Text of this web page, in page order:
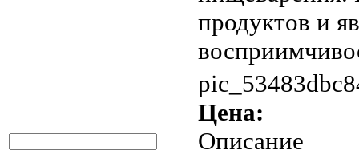
продуктов и
Цена:
Описание